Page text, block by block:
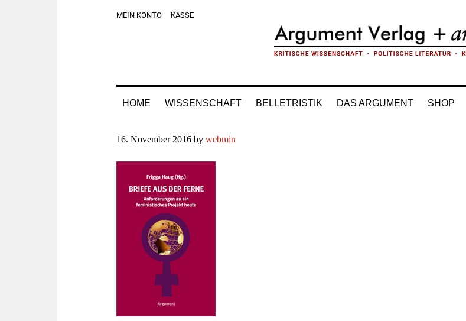
MEIN KONTO KASSE
HOME WISSENSCHAFT BELLETRISTIK DAS ARGUMENT SHOP
16. November 2016 by webmin